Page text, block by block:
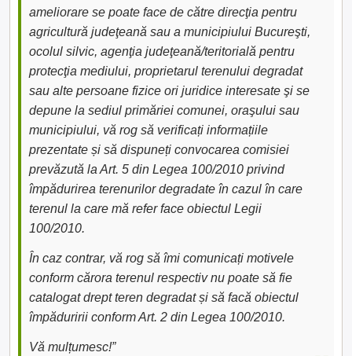
ameliorare se poate face de către direcţia pentru
agricultură judeţeană sau a municipiului Bucureşti,
ocolul silvic, agenţia judeţeană/teritorială pentru
protecţia mediului, proprietarul terenului degradat
sau alte persoane fizice ori juridice interesate şi se
depune la sediul primăriei comunei, oraşului sau
municipiului, vă rog să verificați informațiile
prezentate și să dispuneți convocarea comisiei
prevăzută la Art. 5 din Legea 100/2010 privind
împădurirea terenurilor degradate în cazul în care
terenul la care mă refer face obiectul Legii
100/2010.
În caz contrar, vă rog să îmi comunicați motivele
conform cărora terenul respectiv nu poate să fie
catalogat drept teren degradat și să facă obiectul
împăduririi conform Art. 2 din Legea 100/2010.
Vă mulțumesc!”